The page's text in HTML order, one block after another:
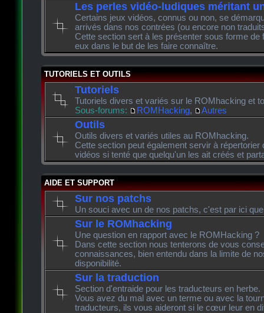
Les perles vidéo-ludiques méritant
Certains jeux vidéos, connus ou non, se
arrivés dans nos contrées (ou encore non
Cette section sert à les présenter sous forme de
eux dans le but de les faire connaître.
TUTORIELS ET OUTILS
Tutoriels
Tutoriels divers et variés sur le ROMhacking et
Sous-forums:
ROMHacking, Autres
Outils
Outils divers et variés utiles au ROMhacking.
Cette section peut également servir à
vidéos si tenté que quelqu'un les ait créés et
AIDE ET SUPPORT
Sur nos patchs
Un souci avec un de nos patchs, c'est par ici
Sur le ROMhacking
Une question en rapport avec le ROMHacking ?
Dans cette section nous tenterons de vous
connaissances, bien entendu dans la limite de
disponibilité.
Sur la traduction
Section d'entraide pour les traducteurs en herbe.
Vous avez du mal avec un terme ou avec la
traducteurs, ils vous aideront si le cœur leur en